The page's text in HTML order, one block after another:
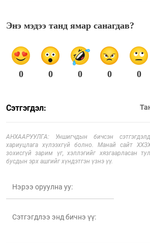
Энэ мэдээ танд ямар санагдав?
0 0 0 0 0
Сэтгэгдэл:
АНХААРУУЛГА: Уншигчдын бичсэн
хариуцлага хүлээхгүй болно. Манай сайт
зохисгүй зарим үг, хэллэгийг хязгаарласан
бусдын эрх ашгийг хүндэтгэн үзнэ үү.